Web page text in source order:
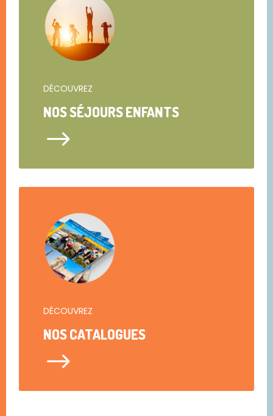
DÉCOUVREZ
NOS SÉJOURS ENFANTS
$
DÉCOUVREZ
NOS CATALOGUES
$